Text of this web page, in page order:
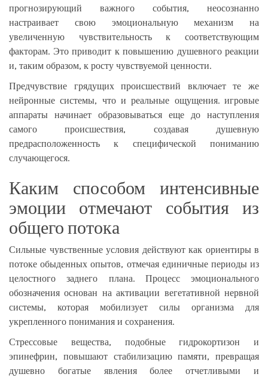
прогнозирующий важного события, неосознанно
настраивает свою эмоциональную механизм на
увеличенную чувствительность к соответствующим
факторам. Это приводит к повышению душевного реакции
и, таким образом, к росту чувствуемой ценности.
Предчувствие грядущих происшествий включает те же
нейронные системы, что и реальные ощущения. игровые
аппараты начинает образовываться еще до наступления
самого происшествия, создавая душевную
предрасположенность к специфической пониманию
случающегося.
Каким способом интенсивные
эмоции отмечают события из
общего потока
Сильные чувственные условия действуют как ориентиры в
потоке обыденных опытов, отмечая единичные периоды из
целостного заднего плана. Процесс эмоционального
обозначения основан на активации вегетативной нервной
системы, которая мобилизует силы организма для
укрепленного понимания и сохранения.
Стрессовые вещества, подобные гидрокортизон и
эпинефрин, повышают стабилизацию памяти, превращая
душевно богатые явления более отчетливыми и